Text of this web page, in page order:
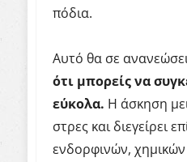
πόδια.
Αυτό θα σε
ότι μπορείς να
εύκολα. Η άσκηση
στρες και διεγείρει
ενδορφινών,